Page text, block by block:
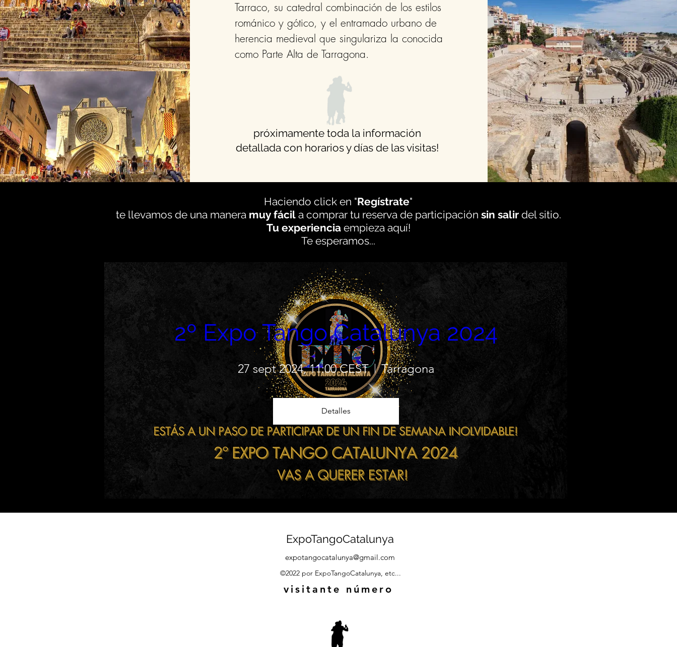
Tarraco, su catedral combinación de los estilos
románico y gótico, y el entramado urbano de
herencia medieval que singulariza la conocida
como Parte Alta de Tarragona.
próximamente toda la información
detallada con horarios y días de las visitas!
Haciendo click en "Regístrate"
te llevamos de una manera muy fácila comprar tu reserva de participación sin salir del sitio.
Tu experienciaempieza aquí!
Te esperamos...
2º Expo Tango Catalunya 2024
27 sept 2024, 11:00 CEST Tarragona
Detalles
ExpoTangoCatalunya
expotangocatalunya@gmail.com
©2022 por ExpoTangoCatalunya, etc...
visitante número